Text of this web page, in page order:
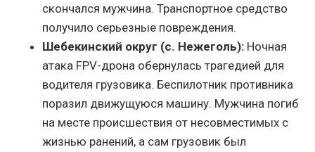
скончался мужчина. Транспортное средство
получило серьезные повреждения.
Шебекинский округ (с. Нежеголь): Ночная
атака FPV-дрона обернулась трагедией для
водителя грузовика. Беспилотник противника
поразил движущуюся машину. Мужчина погиб
на месте происшествия от несовместимых с
жизнью ранений, а сам грузовик был